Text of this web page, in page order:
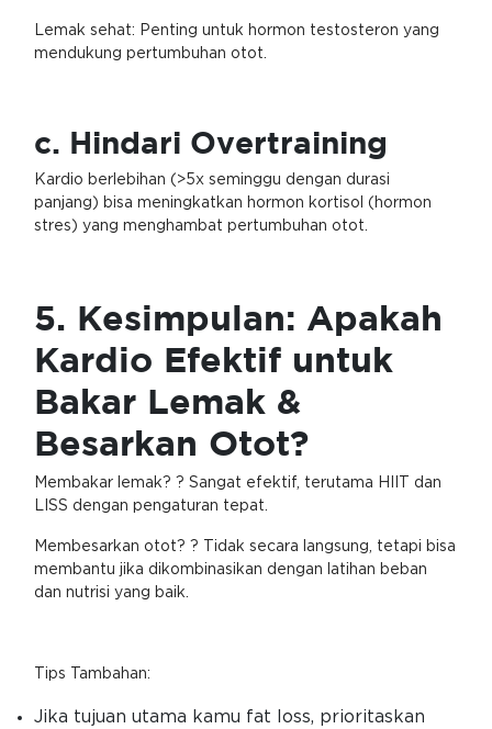
Lemak sehat: Penting untuk hormon testosteron yang
mendukung pertumbuhan otot.
c. Hindari Overtraining
Kardio berlebihan (>5x seminggu dengan durasi
panjang) bisa meningkatkan hormon kortisol (hormon
stres) yang menghambat pertumbuhan otot.
5. Kesimpulan: Apakah
Kardio Efektif untuk
Bakar Lemak &
Besarkan Otot?
Membakar lemak? ? Sangat efektif, terutama HIIT dan
LISS dengan pengaturan tepat.
Membesarkan otot? ? Tidak secara langsung, tetapi bisa
membantu jika dikombinasikan dengan latihan beban
dan nutrisi yang baik.
Tips Tambahan:
Jika tujuan utama kamu fat loss, prioritaskan